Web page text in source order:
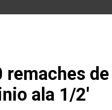
de
ala 1/2′